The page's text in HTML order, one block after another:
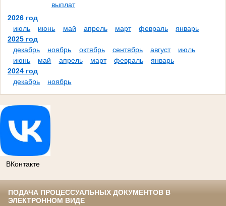
выплат
2026 год
июль
июнь май апрель март февраль
январь
2025 год
декабрь
ноябрь октябрь сентябрь август
июль
июнь
май апрель март февраль
январь
2024 год
декабрь
ноябрь
ВКонтакте
ПОДАЧА ПРОЦЕССУАЛЬНЫХ ДОКУМЕНТОВ В
ЭЛЕКТРОННОМ ВИДЕ